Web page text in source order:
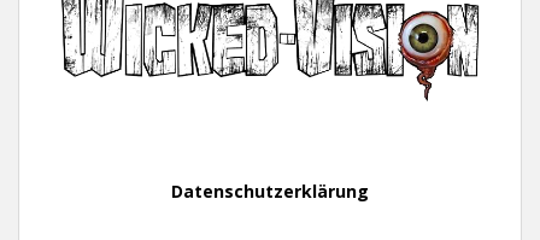
Datenschutzerklärung